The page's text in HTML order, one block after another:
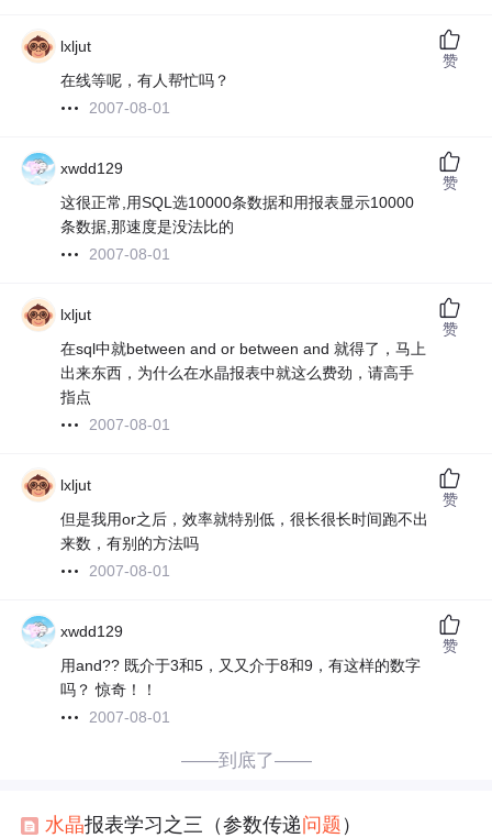
lxljut
在线等呢，有人帮忙吗？
2007-08-01
赞
xwdd129
这很正常,用SQL选10000条数据和用报表显示10000
条数据,那速度是没法比的
2007-08-01
赞
lxljut
在sql中就between and or between and 就得了，马上
出来东西，为什么在水晶报表中就这么费劲，请高手
指点
2007-08-01
赞
lxljut
但是我用or之后，效率就特别低，很长很长时间跑不出
来数，有别的方法吗
2007-08-01
赞
xwdd129
用and?? 既介于3和5，又又介于8和9，有这样的数字
吗？ 惊奇！！
2007-08-01
赞
——到底了——
水晶报表学习之三（参数传递问题 ）